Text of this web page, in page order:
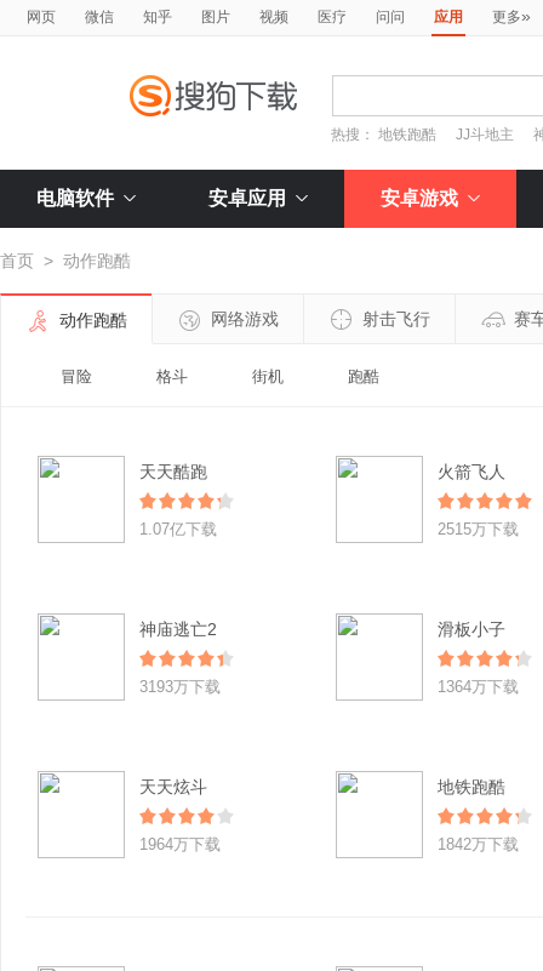
网页 微信 知乎 图片 视频 医疗 问问 应用 更多»
热搜：地铁跑酷 JJ斗地主
电脑软件 安卓应用 安卓游戏
首页 > 动作跑酷
动作跑酷 网络游戏 射击飞行 赛
冒险 格斗 街机 跑酷
天天酷跑
1.07亿下载
火箭飞人
2515万下载
神庙逃亡2
3193万下载
滑板小子
1364万下载
天天炫斗
1964万下载
地铁跑酷
1842万下载